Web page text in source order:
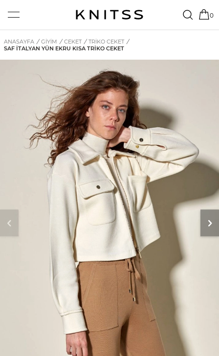
0
ANASAYFA / GİYİM / CEKET / TRIKO CEKET /
SAF İTALYAN YÜN EKRU KISA TRIKO CEKET